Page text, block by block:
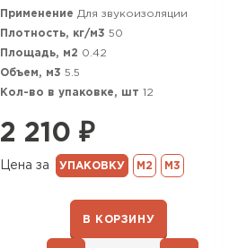
Применение Для звукоизоляции
Плотность, кг/м3 50
Площадь, м2 0.42
Объем, м3 5.5
Кол-во в упаковке, шт 12
2 210 ₽
Цена за УПАКОВКУ М2 М3
В КОРЗИНУ